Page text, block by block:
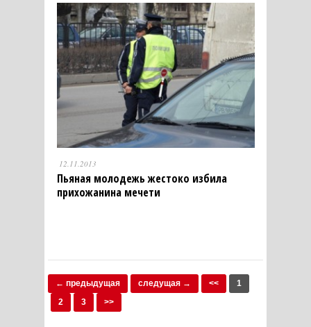
12.11.2013
Пьяная молодежь жестоко избила
прихожанина мечети
← предыдущая следущая → <<
1
2
3 >>